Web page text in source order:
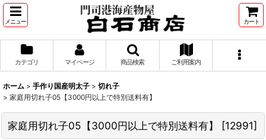
メニュー カート
カテゴリ マイページ 商品検索 ご利用案内
ホーム > 手作り国産明太子 > 切れ子
> 家庭用切れ子05【3000円以上で特別送料有】
家庭用切れ子05【3000円以上で特別送料有】 [12991]